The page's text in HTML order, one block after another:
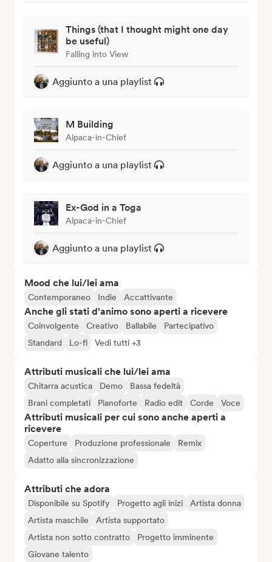
Things (that I thought might one day
be useful)
Falling into View
Aggiunto a una playlist
M Building
Alpaca-in-Chief
Aggiunto a una playlist
Ex-God in a Toga
Alpaca-in-Chief
Aggiunto a una playlist
Mood che lui/lei ama
Contemporaneo Indie Accattivante
Anche gli stati d'animo sono aperti a ricevere
Coinvolgente Creativo Ballabile
Partecipativo
Standard
Lo-fi Vedi tutti +3
Attributi musicali che lui/lei ama
Chitarra acustica Demo
Bassa fedeltà
Brani completati
Pianoforte Radio edit Corde Voce
Attributi musicali per cui sono anche aperti a
ricevere
Coperture Produzione professionale
Remix
Adatto alla sincronizzazione
Attributi che adora
Disponibile su Spotify Progetto agli inizi
Artista donna
Artista maschile
Artista supportato
Artista non sotto contratto
Progetto imminente
Giovane talento